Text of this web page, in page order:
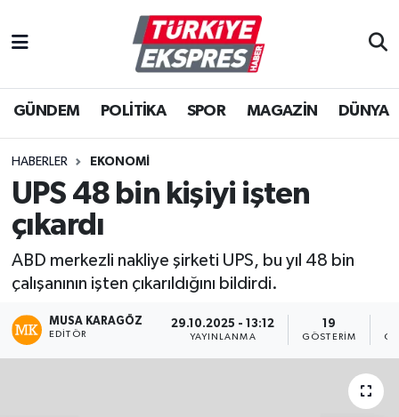
GÜNDEM POLİTİKA SPOR MAGAZİN DÜNYA
HABERLER EKONOMİ
UPS 48 bin kişiyi işten
çıkardı
ABD merkezli nakliye şirketi UPS, bu yıl 48 bin
çalışanının işten çıkarıldığını bildirdi.
MUSA KARAGÖZ
EDITÖR
29.10.2025 - 13:12
YAYINLANMA
19
GÖSTERIM
İstanbul Nöbetçi Eczaneler
İstanbul Hava Durumu
İstanbul Namaz Vakitleri
İstanbul Trafik Yoğunluk Haritası
Tüm Manşetler
Son Dakika Haberleri